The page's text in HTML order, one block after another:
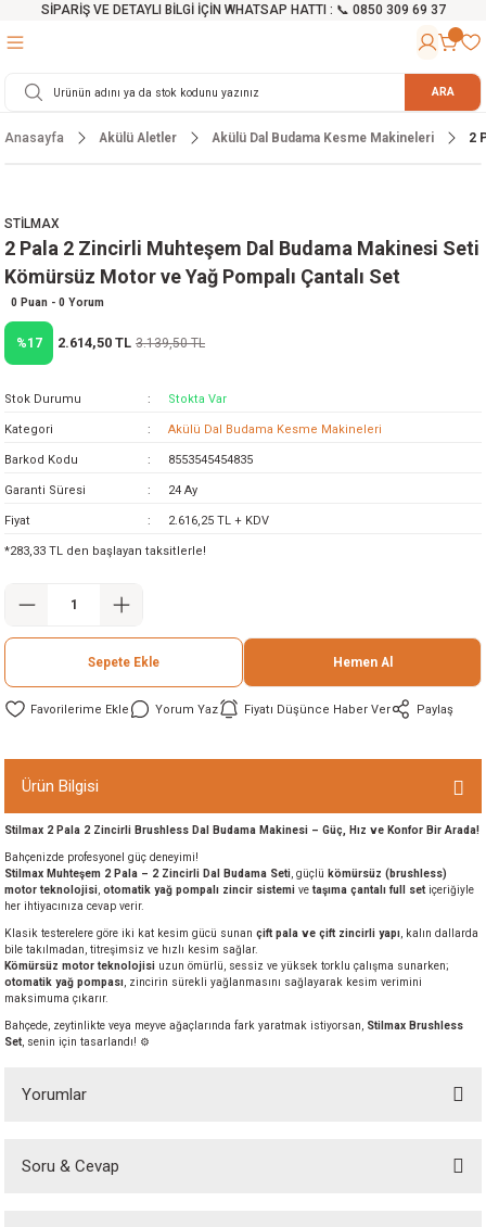
SİPARİŞ VE DETAYLI BİLGİ İÇİN WHATSAP HATTI : 📞 0850 309 69 37
Testereler
Makinesi
Testereler
Cihazları
Mikser
ve Arabalar
Malzemeleri ARA
Anasayfa Akülü Aletler Akülü Dal Budama Kesme Makineleri 2
STİLMAX
2 Pala 2 Zincirli Muhteşem Dal Budama Makinesi Seti
Kömürsüz Motor ve Yağ Pompalı Çantalı Set
0 Puan - 0 Yorum
%17 2.614,50 TL 3.139,50 TL
Stok Durumu Stokta Var
Kategori Akülü Dal Budama Kesme Makineleri
Barkod Kodu 8553545454835
Garanti Süresi 24 Ay
Fiyat 2.616,25 TL + KDV
*283,33 TL den başlayan taksitlerle!
Sepete Ekle Hemen Al
Yorum Yaz Fiyatı Düşünce Haber Ver Paylaş
Ürün Bilgisi
Stilmax 2 Pala 2 Zincirli Brushless Dal Budama Makinesi – Güç, Hız ve Konfor Bir Arada!
Bahçenizde profesyonel güç deneyimi!
Stilmax Muhteşem 2 Pala – 2 Zincirli Dal Budama Seti , güçlü kömürsüz (brushless)
motor teknolojisi otomatik yağ pompalı zincir sistemi ve taşıma çantalı full set içeriğiyle
her ihtiyacınıza cevap verir.
Klasik testerelere göre iki kat kesim gücü sunan çift pala ve çift zincirli yapı , kalın dallarda
bile takılmadan, titreşimsiz ve hızlı kesim sağlar.
Kömürsüz motor teknolojisi uzun ömürlü, sessiz ve yüksek torklu çalışma sunarken;
otomatik yağ pompası , zincirin sürekli yağlanmasını sağlayarak kesim verimini
maksimuma çıkarır.
Bahçede, zeytinlikte veya meyve ağaçlarında fark yaratmak istiyorsan, Stilmax Brushless
Set , senin için tasarlandı! ⚙️
Yorumlar
Soru & Cevap